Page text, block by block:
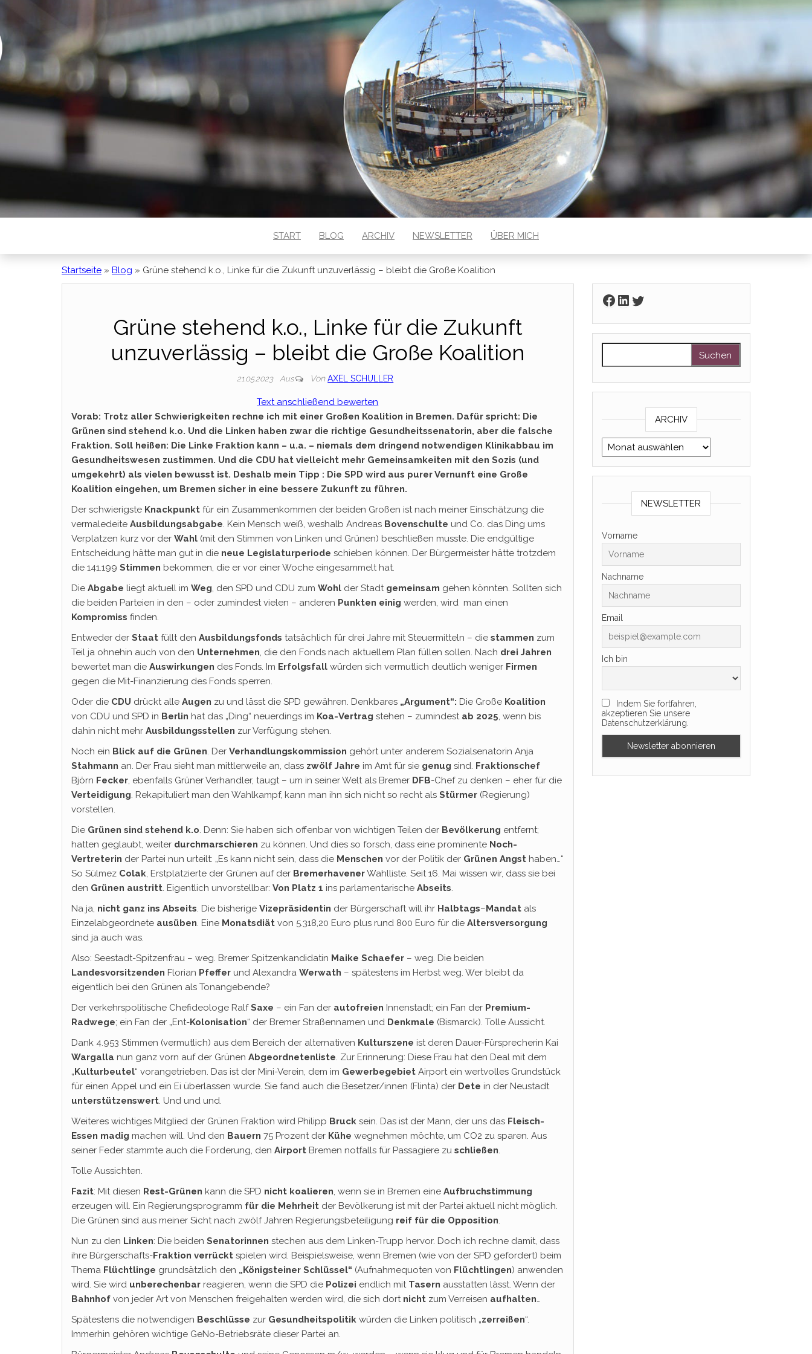
BREMEN SO GESEHEN
START BLOG ARCHIV NEWSLETTER ÜBER MICH
Startseite » Blog » Grüne stehend k.o., Linke für die Zukunft unzuverlässig – bleibt die Große Koalition
Grüne stehend k.o., Linke für die Zukunft
unzuverlässig – bleibt die Große Koalition
21.05.2023 Aus Von AXEL SCHULLER
Text anschließend bewerten
Vorab: Trotz aller Schwierigkeiten rechne ich mit einer Großen Koalition in Bremen. Dafür spricht: Die
Grünen sind stehend k.o. Und die Linken haben zwar die richtige Gesundheitssenatorin, aber die falsche
Fraktion. Soll heißen: Die Linke Fraktion kann – u.a. – niemals dem dringend notwendigen Klinikabbau im
Gesundheitswesen zustimmen. Und die CDU hat vielleicht mehr Gemeinsamkeiten mit den Sozis (und
umgekehrt) als vielen bewusst ist. Deshalb mein Tipp : Die SPD wird aus purer Vernunft eine Große
Koalition eingehen, um Bremen sicher in eine bessere Zukunft zu führen.
Der schwierigste Knackpunkt für ein Zusammenkommen der beiden Großen ist nach meiner Einschätzung die
vermaledeite Ausbildungsabgabe. Kein Mensch weiß, weshalb Andreas Bovenschulte und Co. das Ding ums
Verplatzen kurz vor der Wahl (mit den Stimmen von Linken und Grünen) beschließen musste. Die endgültige
Entscheidung hätte man gut in die neue Legislaturperiode schieben können. Der Bürgermeister hätte trotzdem
die 141.199 Stimmen bekommen, die er vor einer Woche eingesammelt hat.
Die Abgabe liegt aktuell im Weg, den SPD und CDU zum Wohl der Stadt gemeinsam gehen könnten. Sollten sich
die beiden Parteien in den – oder zumindest vielen – anderen Punkten einig werden, wird man einen
Kompromiss finden.
Entweder der Staat füllt den Ausbildungsfonds tatsächlich für drei Jahre mit Steuermitteln – die stammen zum
Teil ja ohnehin auch von den Unternehmen, die den Fonds nach aktuellem Plan füllen sollen. Nach drei Jahren
bewertet man die Auswirkungen des Fonds. Im Erfolgsfall würden sich vermutlich deutlich weniger Firmen
gegen die Mit-Finanzierung des Fonds sperren.
Oder die CDU drückt alle Augen zu und lässt die SPD gewähren. Denkbares „Argument“: Die Große Koalition
von CDU und SPD in Berlin hat das „Ding“ neuerdings im Koa-Vertrag stehen – zumindest ab 2025, wenn bis
dahin nicht mehr Ausbildungsstellen zur Verfügung stehen.
Noch ein Blick auf die Grünen. Der Verhandlungskommission gehört unter anderem Sozialsenatorin Anja
Stahmann an. Der Frau sieht man mittlerweile an, dass zwölf Jahre im Amt für sie genug sind. Fraktionschef
Björn Fecker, ebenfalls Grüner Verhandler, taugt – um in seiner Welt als Bremer DFB-Chef zu denken – eher für die
Verteidigung. Rekapituliert man den Wahlkampf, kann man ihn sich nicht so recht als Stürmer (Regierung)
vorstellen.
Die Grünen sind stehend k.o. Denn: Sie haben sich offenbar von wichtigen Teilen der Bevölkerung entfernt;
hatten geglaubt, weiter durchmarschieren zu können. Und dies so forsch, dass eine prominente Noch-
Vertreterin der Partei nun urteilt: „Es kann nicht sein, dass die Menschen vor der Politik der Grünen Angst haben…“
So Sülmez Colak, Erstplatzierte der Grünen auf der BremerhavenerWahlliste. Seit 16. Mai wissen wir, dass sie bei
den Grünen austritt. Eigentlich unvorstellbar: Von Platz 1 ins parlamentarische Abseits.
Na ja, nicht ganz ins Abseits. Die bisherige Vizepräsidentin der Bürgerschaft will ihr Halbtags–Mandat als
Einzelabgeordnete ausüben. Eine Monatsdiät von 5.318,20 Euro plus rund 800 Euro für die Altersversorgung
sind ja auch was.
Also: Seestadt-Spitzenfrau – weg. Bremer Spitzenkandidatin Maike Schaefer – weg. Die beiden
Landesvorsitzenden Florian Pfeffer und Alexandra Werwath – spätestens im Herbst weg. Wer bleibt da
eigentlich bei den Grünen als Tonangebende?
Der verkehrspolitische Chefideologe RalfSaxe – ein Fan der autofreien Innenstadt; ein Fan der Premium-
Radwege; ein Fan der „Ent-Kolonisation“ der Bremer Straßennamen und Denkmale (Bismarck). Tolle Aussicht.
Dank 4.953 Stimmen (vermutlich) aus dem Bereich der alternativen Kulturszene ist deren Dauer-Fürsprecherin Kai
Wargalla nun ganz vorn auf der Grünen Abgeordnetenliste. Zur Erinnerung: Diese Frau hat den Deal mit dem
„Kulturbeutel“ vorangetrieben. Das ist der Mini-Verein, dem im Gewerbegebiet Airport ein wertvolles Grundstück
für einen Appel und ein Ei überlassen wurde. Sie fand auch die Besetzer/innen (Flinta) der Dete in der Neustadt
unterstützenswert. Und und und.
Weiteres wichtiges Mitglied der Grünen Fraktion wird Philipp Bruck sein. Das ist der Mann, der uns das Fleisch-
Essen madig machen will. Und den Bauern 75 Prozent der Kühe wegnehmen möchte, um CO2 zu sparen. Aus
seiner Feder stammte auch die Forderung, den Airport Bremen notfalls für Passagiere zu schließen.
Tolle Aussichten.
Fazit: Mit diesen Rest-Grünen kann die SPD nicht koalieren, wenn sie in Bremen eine Aufbruchstimmung
erzeugen will. Ein Regierungsprogramm für die Mehrheit der Bevölkerung ist mit der Partei aktuell nicht möglich.
Die Grünen sind aus meiner Sicht nach zwölf Jahren Regierungsbeteiligung reif für die Opposition.
Nun zu den Linken: Die beiden Senatorinnen stechen aus dem Linken-Trupp hervor. Doch ich rechne damit, dass
ihre Bürgerschafts-Fraktion verrückt spielen wird. Beispielsweise, wenn Bremen (wie von der SPD gefordert) beim
Thema Flüchtlinge grundsätzlich den „Königsteiner Schlüssel“ (Aufnahmequoten von Flüchtlingen) anwenden
wird. Sie wird unberechenbar reagieren, wenn die SPD die Polizei endlich mit Tasern ausstatten lässt. Wenn der
Bahnhof von jeder Art von Menschen freigehalten werden wird, die sich dort nicht zum Verreisen aufhalten…
Spätestens die notwendigen Beschlüsse zur Gesundheitspolitik würden die Linken politisch „zerreißen“.
Immerhin gehören wichtige GeNo-Betriebsräte dieser Partei an.
Facebook
LinkedIn
Twitter
ARCHIV
Archiv
NEWSLETTER
Vorname
Nachname
Email
Ich bin
Indem Sie fortfahren,
akzeptieren Sie unsere
Datenschutzerklärung.